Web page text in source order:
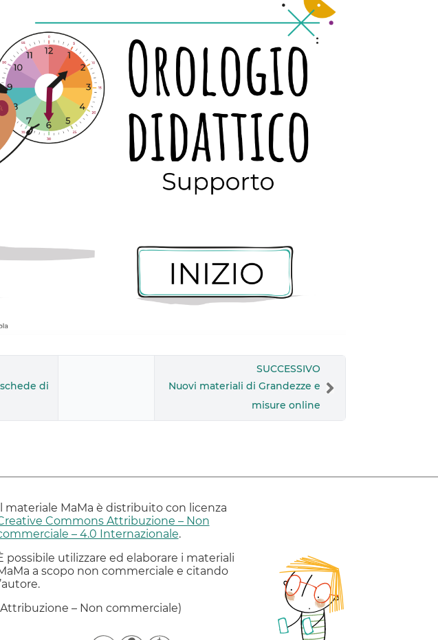
di
SUCCESSIVO
Nuovi materiali di Grandezze e
misure online
materiale MaMa è distribuito con licenza
Commons Attribuzione – Non
– 4.0 Internazionale.
possibile utilizzare ed elaborare i materiali
a scopo non commerciale e citando
l’autore.
– Non commerciale)